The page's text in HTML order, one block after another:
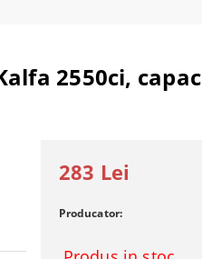
2550ci,
283 Lei
Producator: